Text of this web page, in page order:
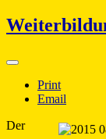
Print
Email
Der